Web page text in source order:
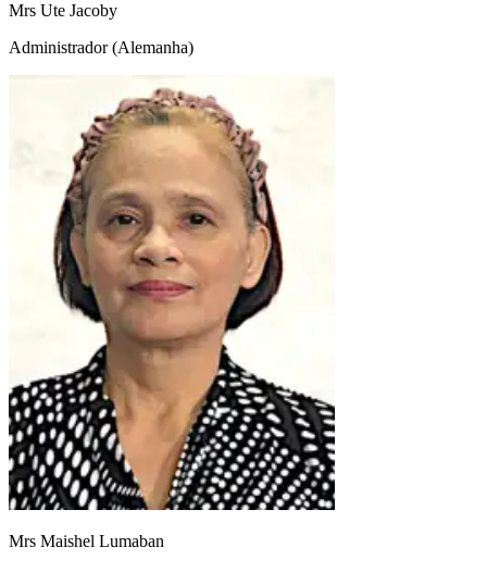
Mrs Ute Jacoby
Administrador (Alemanha)
Mrs Maishel Lumaban